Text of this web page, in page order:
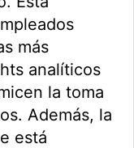
más
analíticos
la toma
Además, la
está